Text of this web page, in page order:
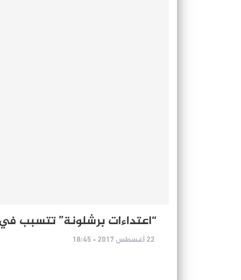
“اعتداءات برشلونة” تتسبب
22 أغسطس 2017 - 18:45